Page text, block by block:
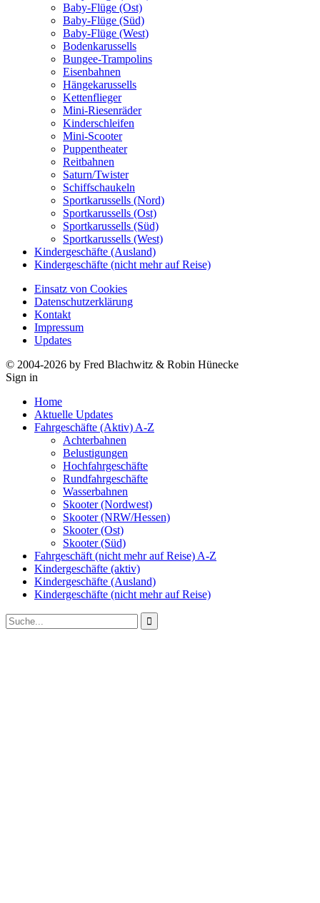
Baby-Flüge (Ost)
Baby-Flüge (Süd)
Baby-Flüge (West)
Bodenkarussells
Bungee-Trampolins
Eisenbahnen
Hängekarussells
Kettenflieger
Mini-Riesenräder
Kinderschleifen
Mini-Scooter
Puppentheater
Reitbahnen
Saturn/Twister
Schiffschaukeln
Sportkarussells (Nord)
Sportkarussells (Ost)
Sportkarussells (Süd)
Sportkarussells (West)
Kindergeschäfte (Ausland)
Kindergeschäfte (nicht mehr auf Reise)
Einsatz von Cookies
Datenschutzerklärung
Kontakt
Impressum
Updates
© 2004-2026 by Fred Blachwitz & Robin Hünecke
Sign in
Home
Aktuelle Updates
Fahrgeschäfte (Aktiv) A-Z
Achterbahnen
Belustigungen
Hochfahrgeschäfte
Rundfahrgeschäfte
Wasserbahnen
Skooter (Nordwest)
Skooter (NRW/Hessen)
Skooter (Ost)
Skooter (Süd)
Fahrgeschäft (nicht mehr auf Reise) A-Z
Kindergeschäfte (aktiv)
Kindergeschäfte (Ausland)
Kindergeschäfte (nicht mehr auf Reise)